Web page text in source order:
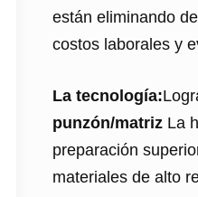
están eliminando
costos laborales y
La tecnología:
punzón/matriz La
preparación
materiales de alto